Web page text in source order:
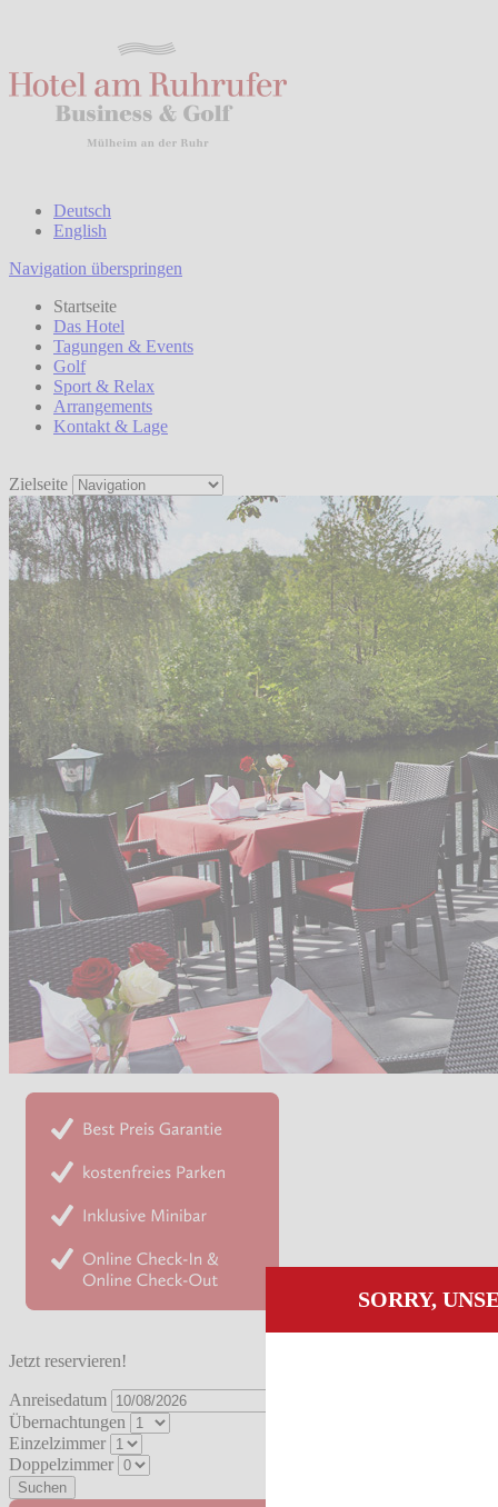
Deutsch
English
Navigation überspringen
Startseite
Das Hotel
Tagungen & Events
Golf
Sport & Relax
Arrangements
Kontakt & Lage
Zielseite
Jetzt reservieren!
Anreisedatum
Übernachtungen
Einzelzimmer
Doppelzimmer
SORRY,